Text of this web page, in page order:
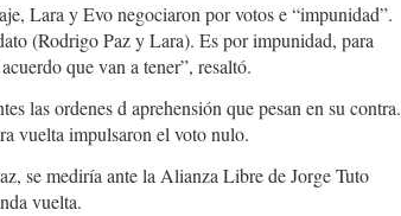
Lara y Evo negociaron por votos e “impunidad”.
(Rodrigo Paz y Lara). Es por impunidad, para
que van a tener”, resaltó.
las ordenes d aprehensión que pesan en su contra.
vuelta impulsaron el voto nulo.
se mediría ante la Alianza Libre de Jorge Tuto
vuelta.